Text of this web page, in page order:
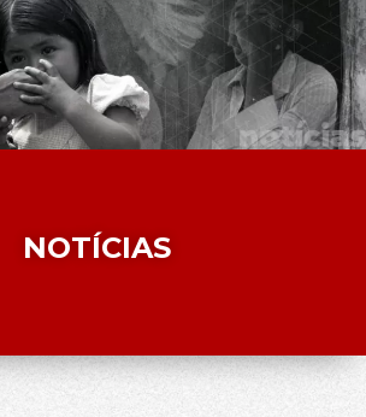
NOTÍCIAS